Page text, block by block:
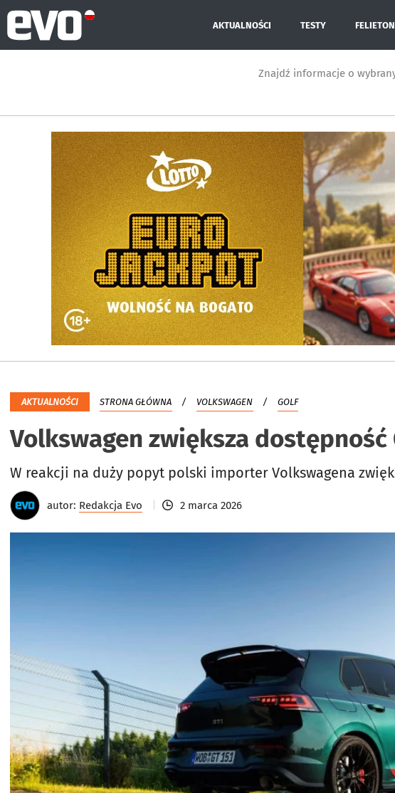
AKTUALNOŚCI TESTY
Znajdź informacje o
AKTUALNOŚCI STRONA GŁÓWNA VOLKSWAGEN GOLF
Volkswagen zwiększa
W reakcji na duży popyt polski importer Volkswagena
autor: Redakcja Evo 2 marca 2026